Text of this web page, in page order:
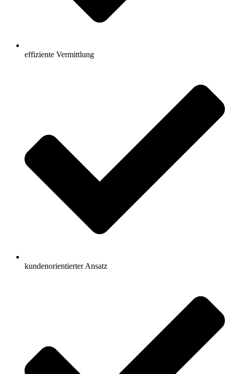
effiziente Vermittlung
kundenorientierter Ansatz